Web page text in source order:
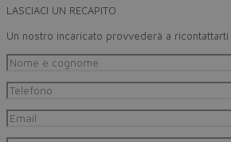
LASCIACI UN RECAPITO
Un nostro incaricato provvederà a ricontattarti